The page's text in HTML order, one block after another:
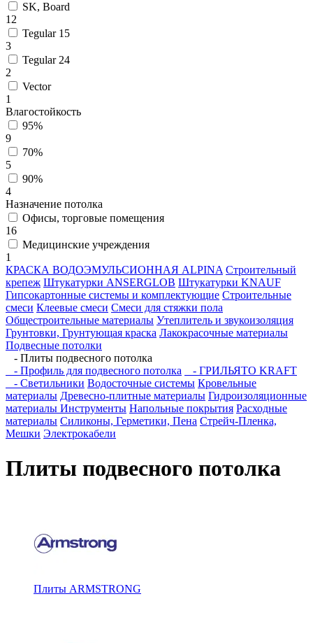
SK, Board
12
Tegular 15
3
Tegular 24
2
Vector
1
Влагостойкость
95%
9
70%
5
90%
4
Назначение потолка
Офисы, торговые помещения
16
Медицинские учреждения
1
КРАСКА ВОДОЭМУЛЬСИОННАЯ ALPINA Строительный
крепеж Штукатурки ANSERGLOB Штукатурки KNAUF
Гипсокартонные системы и комплектующие Строительные
смеси Клеевые смеси Смеси для стяжки пола
Общестроительные материалы Утеплитель и звукоизоляция
Грунтовки, Грунтующая краска Лакокрасочные материалы
Подвесные потолки
- Плиты подвесного потолка
- Профиль для подвесного потолка
- ГРИЛЬЯТО KRAFT
- Светильники Водосточные системы Кровельные
материалы Древесно-плитные материалы Гидроизоляционные
материалы Инструменты Напольные покрытия Расходные
материалы Силиконы, Герметики, Пена Стрейч-Пленка,
Мешки Электрокабели
Плиты подвесного потолка
Плиты ARMSTRONG